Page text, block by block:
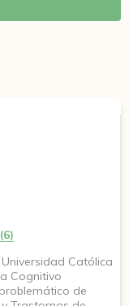
Católica
Cognitivo
de